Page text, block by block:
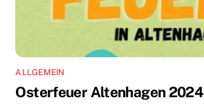
ALLGEMEIN
Osterfeuer Altenhagen 2024